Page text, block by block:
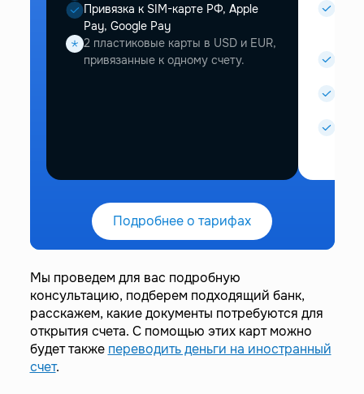
Привязка к SIM-карте РФ, Apple
Pay, Google Pay
2 пластиковые карты в USD и EUR,
привязанные к одному счету.
Подробнее о тарифах
Мы проведем для вас подробную
консультацию, подберем подходящий банк,
расскажем, какие документы потребуются для
открытия счета. С помощью этих карт можно
будет также переводить деньги на иностранный
счет.